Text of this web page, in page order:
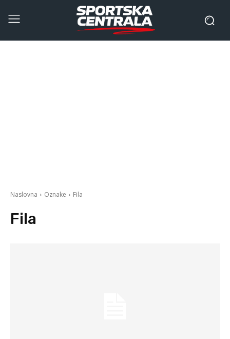
Naslovna Oznake Fila
Fila